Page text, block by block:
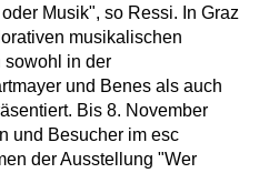
Musik", so Ressi. In Graz
musikalischen
sowohl in der
und Benes als auch
Bis 8. November
und Besucher im esc
der Ausstellung "Wer